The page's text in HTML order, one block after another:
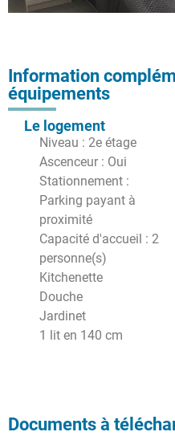
Information
équipements
Le logement
Niveau : 2e étage
Ascenceur : Oui
Stationnement :
Parking payant à
proximité
Capacité d'accueil : 2
personne(s)
Kitchenette
Douche
Jardinet
1 lit en 140 cm
Documents à